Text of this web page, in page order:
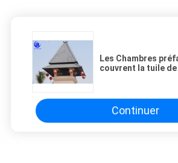
Les Chambres
couvrent la tuile
de construction
Continuer